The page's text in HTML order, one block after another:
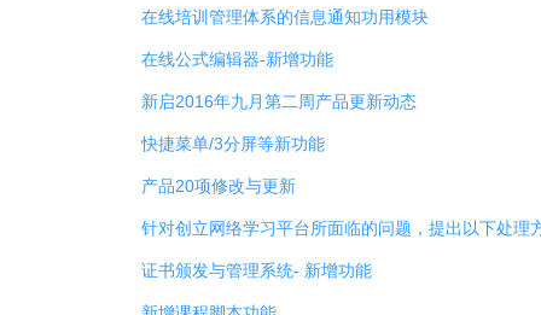
在线培训管理体系的信息通知功用模块
在线公式编辑器-新增功能
新启2016年九月第二周产品更新动态
快捷菜单/3分屏等新功能
产品20项修改与更新
针对创立网络学习平台所面临的问题，提出以下处理
证书颁发与管理系统- 新增功能